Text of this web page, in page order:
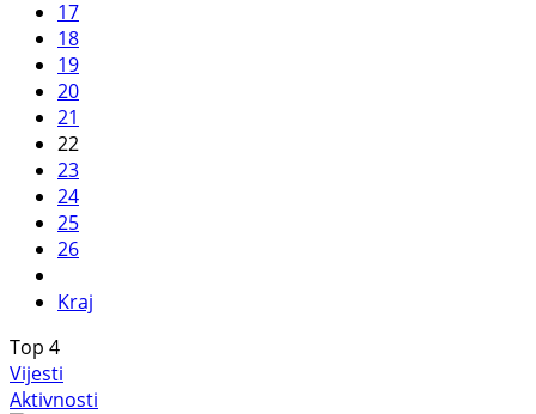
17
18
19
20
21
22
23
24
25
26
Kraj
Top 4
Vijesti
Aktivnosti